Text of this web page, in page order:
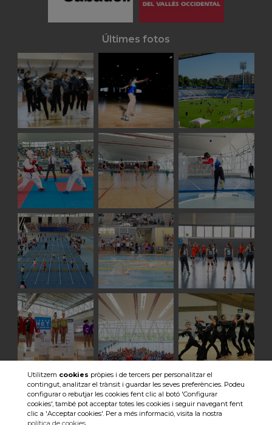
Últimes fotos
Veure totes les imatges
Utilitzem cookies pròpies i de tercers per personalitzar el
contingut, analitzar el trànsit i guardar les seves preferències. Podeu
configurar o rebutjar les cookies fent clic al botó 'Configurar
cookies', també pot acceptar totes les cookies i seguir navegant fent
clic a 'Acceptar cookies'. Per a més informació, visita la nostra
política de cookies.